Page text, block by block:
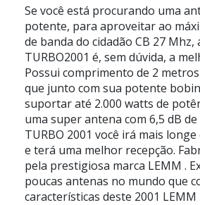
Se você está procurando uma
potente, para aproveitar ao
de banda do cidadão CB 27 Mhz,
TURBO2001 é, sem dúvida, a
Possui comprimento de 2
que junto com sua potente
suportar até 2.000 watts de
uma super antena com 6,5 dB
TURBO 2001 você irá mais
e terá uma melhor recepção.
pela prestigiosa marca LEMM .
poucas antenas no mundo que
características deste 2001 LEMM